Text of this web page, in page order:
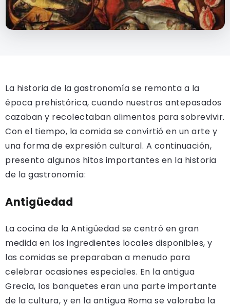
La historia de la gastronomía se remonta a la
época prehistórica, cuando nuestros antepasados ​​
cazaban y recolectaban alimentos para sobrevivir.
Con el tiempo, la comida se convirtió en un arte y
una forma de expresión cultural. A continuación,
presento algunos hitos importantes en la historia
de la gastronomía:
Antigüedad
La cocina de la Antigüedad se centró en gran
medida en los ingredientes locales disponibles, y
las comidas se preparaban a menudo para
celebrar ocasiones especiales. En la antigua
Grecia, los banquetes eran una parte importante
de la cultura, y en la antigua Roma se valoraba la